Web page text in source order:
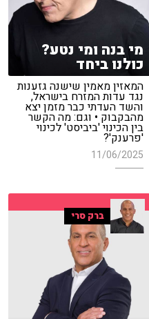
מי בנה ומי נטע?
כולנו ביחד
המאזין מאמין שישנה גזענות
נגד עדות המזרח בישראל,
והשד העדתי כבר מזמן יצא
מהבקבוק • וגם: מה הקשר
בין הכינוי 'ביביסט' לכינוי
'פרענק'?
11/06/2025
ברק סרי